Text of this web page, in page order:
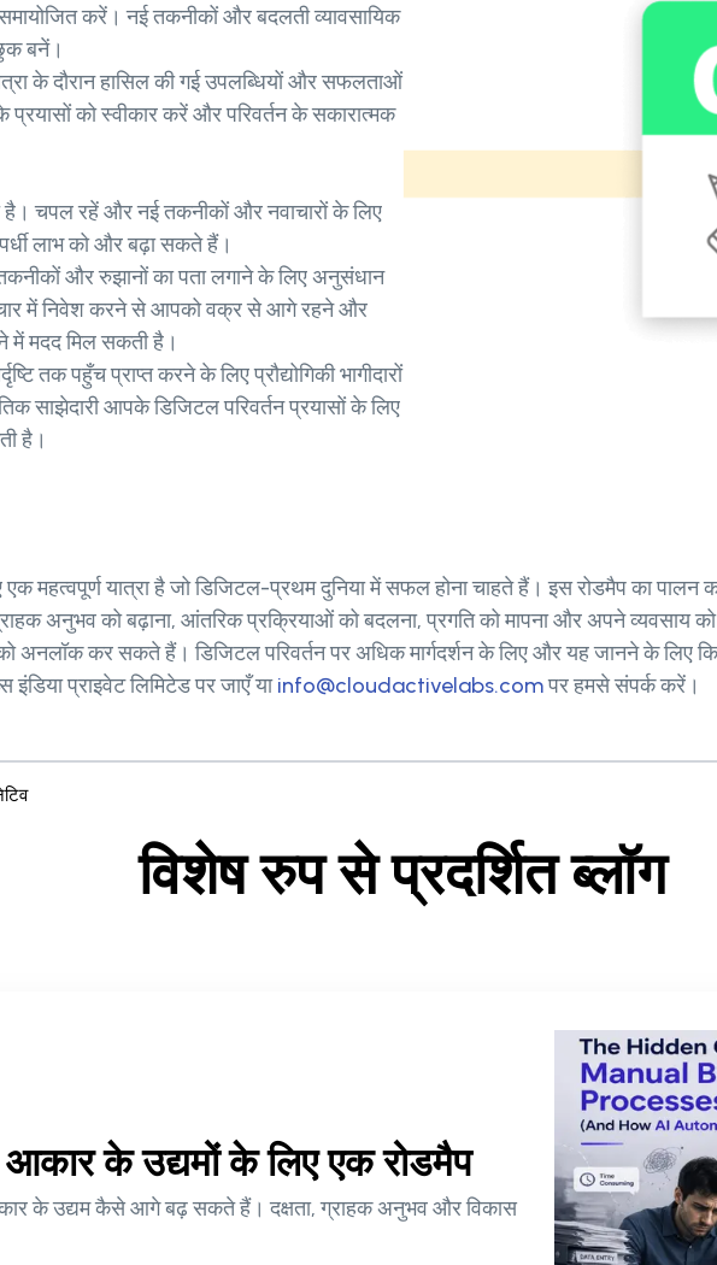
करें। नई तकनीकों और बदलती व्यावसायिक
बनें।
के दौरान हासिल की गई उपलब्धियों और सफलताओं
को स्वीकार करें और परिवर्तन के सकारात्मक
है। चपल रहें और नई तकनीकों और नवाचारों के लिए
लाभ को और बढ़ा सकते हैं।
और रुझानों का पता लगाने के लिए अनुसंधान
में निवेश करने से आपको वक्र से आगे रहने और
में मदद मिल सकती है।
तक पहुँच प्राप्त करने के लिए प्रौद्योगिकी भागीदारों
साझेदारी आपके डिजिटल परिवर्तन प्रयासों के लिए
है।
एक महत्वपूर्ण यात्रा है जो डिजिटल-प्रथम दुनिया में सफल होना चाहते हैं। इस रोडमैप का
अनुभव को बढ़ाना, आंतरिक प्रक्रियाओं को बदलना, प्रगति को मापना और अपने व्यवसाय
कर सकते हैं। डिजिटल परिवर्तन पर अधिक मार्गदर्शन के लिए और यह जानने के लिए कि
प्राइवेट लिमिटेड पर जाएँ याinfo@cloudactivelabs.comपर हमसे संपर्क करें।
विशेष रुप से प्रदर्शित ब्लॉग
आकार के उद्यमों के लिए एक रोडमैप
के उद्यम कैसे आगे बढ़ सकते हैं। दक्षता, ग्राहक अनुभव और विकास